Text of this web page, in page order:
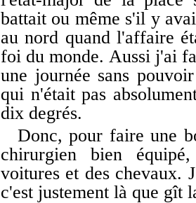
battait ou même s'il y
au nord quand l'affaire
foi du monde. Aussi j'ai
une journée sans
qui n'était pas
dix degrés.
Donc, pour faire une
chirurgien bien
voitures et des chevaux.
c'est justement là que gît